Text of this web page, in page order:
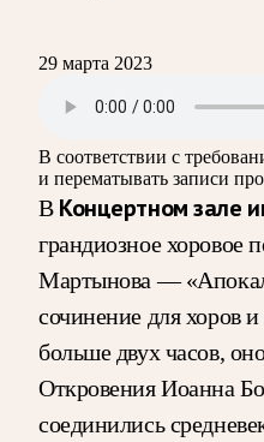
29 марта 2023
В соответствии с
и перематывать записи
В Концертном зале
грандиозное хоровое
Мартынова —
сочинение для хоров
больше двух часов,
Откровения Иоанна
соединились